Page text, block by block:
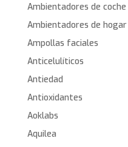
Ambientadores de coche
Ambientadores de hogar
Ampollas faciales
Anticelulíticos
Antiedad
Antioxidantes
Aoklabs
Aquilea